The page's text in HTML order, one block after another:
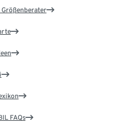
Größenberater
FAQs